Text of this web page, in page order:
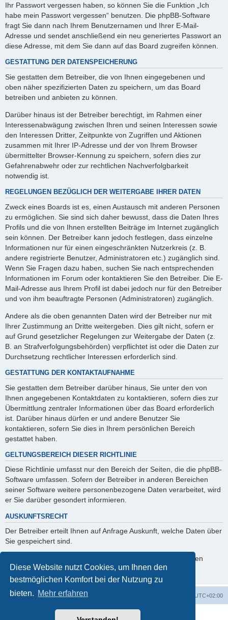
Diese Website nutzt Cookies, um Ihnen den
bestmöglichen Komfort bei der Nutzung zu
bieten. Mehr erfahren
Ihr Passwort vergessen haben, so können Sie die Funktion „Ich
habe mein Passwort vergessen“ benutzen. Die phpBB-Software
fragt Sie dann nach Ihrem Benutzernamen und Ihrer E-Mail-
Adresse und sendet anschließend ein neu generiertes Passwort an
diese Adresse, mit dem Sie dann auf das Board zugreifen können.
GESTATTUNG DER DATENSPEICHERUNG
Sie gestatten dem Betreiber, die von Ihnen eingegebenen und
oben näher spezifizierten Daten zu speichern, um das Board
betreiben und anbieten zu können.
Darüber hinaus ist der Betreiber berechtigt, im Rahmen einer
Interessenabwägung zwischen Ihren und seinen Interessen sowie
den Interessen Dritter, Zeitpunkte von Zugriffen und Aktionen
zusammen mit Ihrer IP-Adresse und der von Ihrem Browser
übermittelter Browser-Kennung zu speichern, sofern dies zur
Gefahrenabwehr oder zur rechtlichen Nachverfolgbarkeit
notwendig ist.
REGELUNGEN BEZÜGLICH DER WEITERGABE IHRER DATEN
Zweck eines Boards ist es, einen Austausch mit anderen Personen
zu ermöglichen. Sie sind sich daher bewusst, dass die Daten Ihres
Profils und die von Ihnen erstellten Beiträge im Internet zugänglich
sein können. Der Betreiber kann jedoch festlegen, dass einzelne
Informationen nur für einen eingeschränkten Nutzerkreis (z. B.
andere registrierte Benutzer, Administratoren etc.) zugänglich sind.
Wenn Sie Fragen dazu haben, suchen Sie nach entsprechenden
Informationen im Forum oder kontaktieren Sie den Betreiber. Die E-
Mail-Adresse aus Ihrem Profil ist dabei jedoch nur für den Betreiber
und von ihm beauftragte Personen (Administratoren) zugänglich.
Andere als die oben genannten Daten wird der Betreiber nur mit
Ihrer Zustimmung an Dritte weitergeben. Dies gilt nicht, sofern er
auf Grund gesetzlicher Regelungen zur Weitergabe der Daten (z.
B. an Strafverfolgungsbehörden) verpflichtet ist oder die Daten zur
Durchsetzung rechtlicher Interessen erforderlich sind.
GESTATTUNG DER KONTAKTAUFNAHME
Sie gestatten dem Betreiber darüber hinaus, Sie unter den von
Ihnen angegebenen Kontaktdaten zu kontaktieren, sofern dies zur
Übermittlung zentraler Informationen über das Board erforderlich
ist. Darüber hinaus dürfen er und andere Benutzer Sie
kontaktieren, sofern Sie dies in Ihrem persönlichen Bereich
gestattet haben.
GELTUNGSBEREICH DIESER RICHTLINIE
Diese Richtlinie umfasst nur den Bereich der Seiten, die die phpBB-
Software umfassen. Sofern der Betreiber in anderen Bereichen
seiner Software weitere personenbezogene Daten verarbeitet, wird
er Sie darüber gesondert informieren.
AUSKUNFTSRECHT
Der Betreiber erteilt Ihnen auf Anfrage Auskunft, welche Daten über
Sie gespeichert sind.
Sie können jederzeit die Löschung bzw. Sperrung Ihrer Daten
verlangen. Kontaktieren Sie hierzu bitte den Betreiber.
Foren-Übersicht UTC+02:00